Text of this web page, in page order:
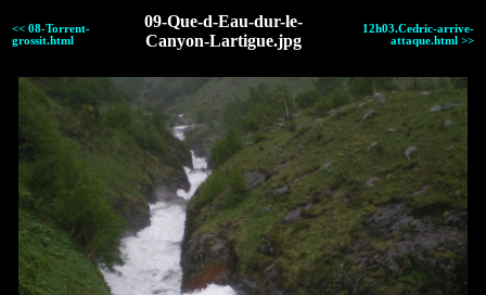
<< 08-Torrent-
grossit.html
09-Que-d-Eau-dur-le-
Canyon-Lartigue.jpg
12h03.Cedric-arrive-
attaque.html >>